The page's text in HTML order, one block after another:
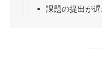
課題の提出が